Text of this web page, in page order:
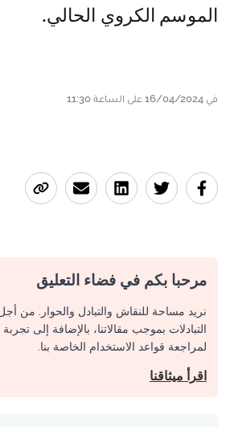
الموسم الكروي الحالي.
في 16/04/2024 على الساعة 11:30
مرحبا بكم في فضاء التعليق
نريد مساحة للنقاش والتبادل والحوار. من
التبادلات بموجب مقالاتنا، بالإضافة إلى
لمراجعة قواعد الاستخدام الخاصة بنا.
اقرأ ميثاقنا